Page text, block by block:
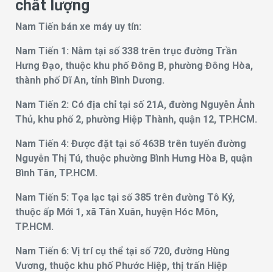
chất lượng
Nam Tiến bán xe máy uy tín:
Nam Tiến 1: Nằm tại số 338 trên trục đường Trần
Hưng Đạo, thuộc khu phố Đông B, phường Đông Hòa,
thành phố Dĩ An, tỉnh Bình Dương.
Nam Tiến 2: Có địa chỉ tại số 21A, đường Nguyễn Ảnh
Thủ, khu phố 2, phường Hiệp Thành, quận 12, TP.HCM.
Nam Tiến 4: Được đặt tại số 463B trên tuyến đường
Nguyễn Thị Tú, thuộc phường Bình Hưng Hòa B, quận
Bình Tân, TP.HCM.
Nam Tiến 5: Tọa lạc tại số 385 trên đường Tô Ký,
thuộc ấp Mới 1, xã Tân Xuân, huyện Hóc Môn,
TP.HCM.
Nam Tiến 6: Vị trí cụ thể tại số 720, đường Hùng
Vương, thuộc khu phố Phước Hiệp, thị trấn Hiệp